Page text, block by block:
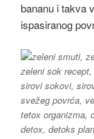
bananu i takva
ispasiranog